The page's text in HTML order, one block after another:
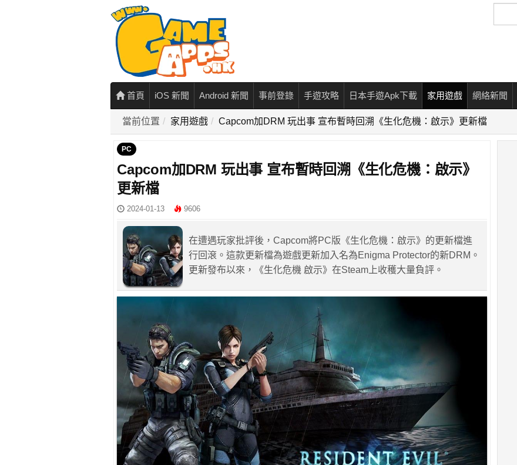
尋
首頁 iOS 新聞 Android 新聞 事前登錄 手遊攻略 日本手遊Apk下載 家用遊戲 網絡新聞
當前位置 家用遊戲 Capcom加DRM 玩出事 宣布暫時回溯《生化危機：啟示》更新檔
PC
Capcom加DRM 玩出事 宣布暫時回溯《生化危機：啟示》
更新檔
2024-01-13 9606
在遭遇玩家批評後，Capcom將PC版《生化危機：啟示》的更新檔進
行回滾。這款更新檔為遊戲更新加入名為Enigma Protector的新DRM。
更新發布以來，《生化危機 啟示》在Steam上收穫大量負評。